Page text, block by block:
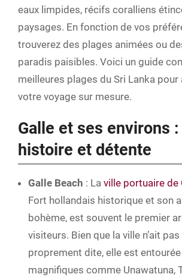
eaux limpides, récifs coralliens
paysages. En fonction de vos
trouverez des plages animées ou
paradis paisibles. Voici un guide
meilleures plages du Sri Lanka
votre voyage sur mesure.
Galle et ses environs
histoire et détente
Galle Beach : La ville portuaire de
Fort hollandais historique et son
bohème, est souvent le premier
visiteurs. Bien que la ville n’ait
proprement dite, elle est
magnifiques comme Unawatuna,